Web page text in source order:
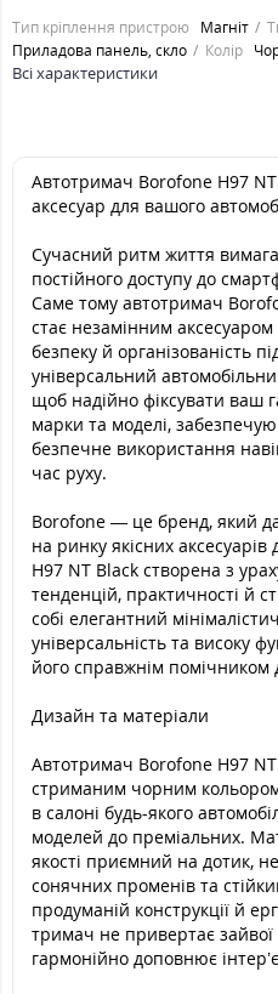
Тип кріплення пристрою Магніт
Приладова панель, скло
Колір
Всі характеристики
Автотримач Borofone H97
аксесуар для вашого
Сучасний ритм життя
постійного доступу до
Саме тому автотримач
стає незамінним
безпеку й організованість
універсальний
щоб надійно фіксувати ваш
марки та моделі,
безпечне використання
час руху.
Borofone — це бренд, який
на ринку якісних
H97 NT Black створена з
тенденцій, практичності й
собі елегантний
універсальність та високу
його справжнім помічником
Дизайн та матеріали
Автотримач Borofone H97 NT
стриманим чорним
в салоні будь-якого
моделей до преміальних.
якості приємний на дотик,
сонячних променів та
продуманій конструкції й
тримач не привертає зайвої
гармонійно доповнює